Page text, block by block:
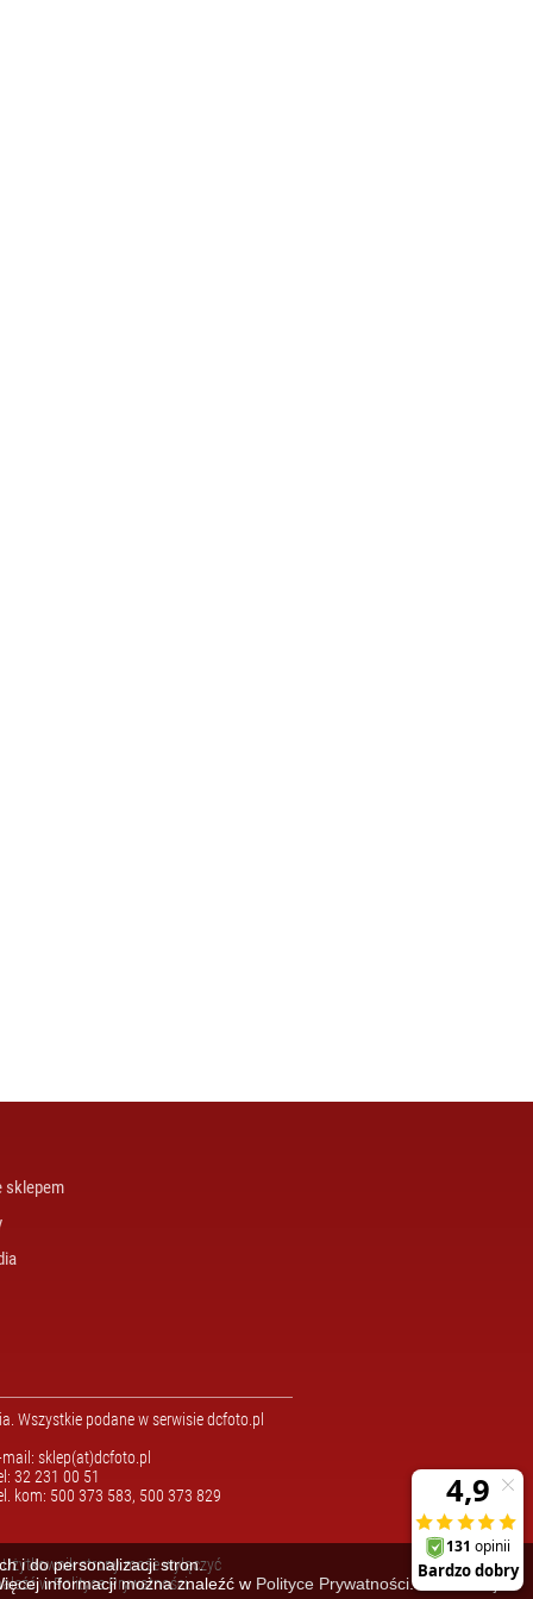
sklepem
Wszystkie podane w serwisie dcfoto.pl
mail: sklep(at)dcfoto.pl
32 231 00 51
kom: 500 373 583, 500 373 829
strony może wyłączyć
wPolityce Prywatności.
i do personalizacji stron.
informacji można znaleźć w Polityce Prywatności.